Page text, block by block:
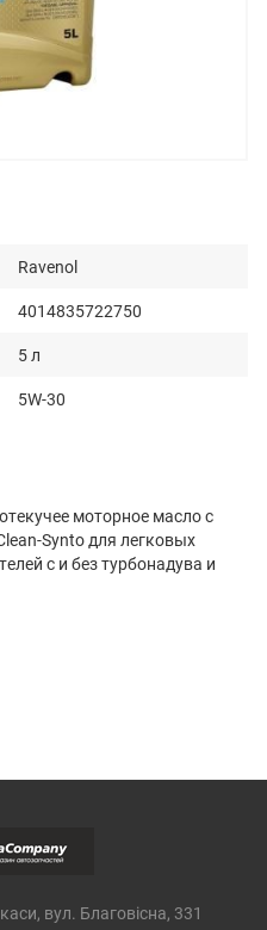
Ravenol
4014835722750
5 л
5W-30
моторное масло с
Synto для легковых
с и без турбонадува и
вул. Благовісна, 331